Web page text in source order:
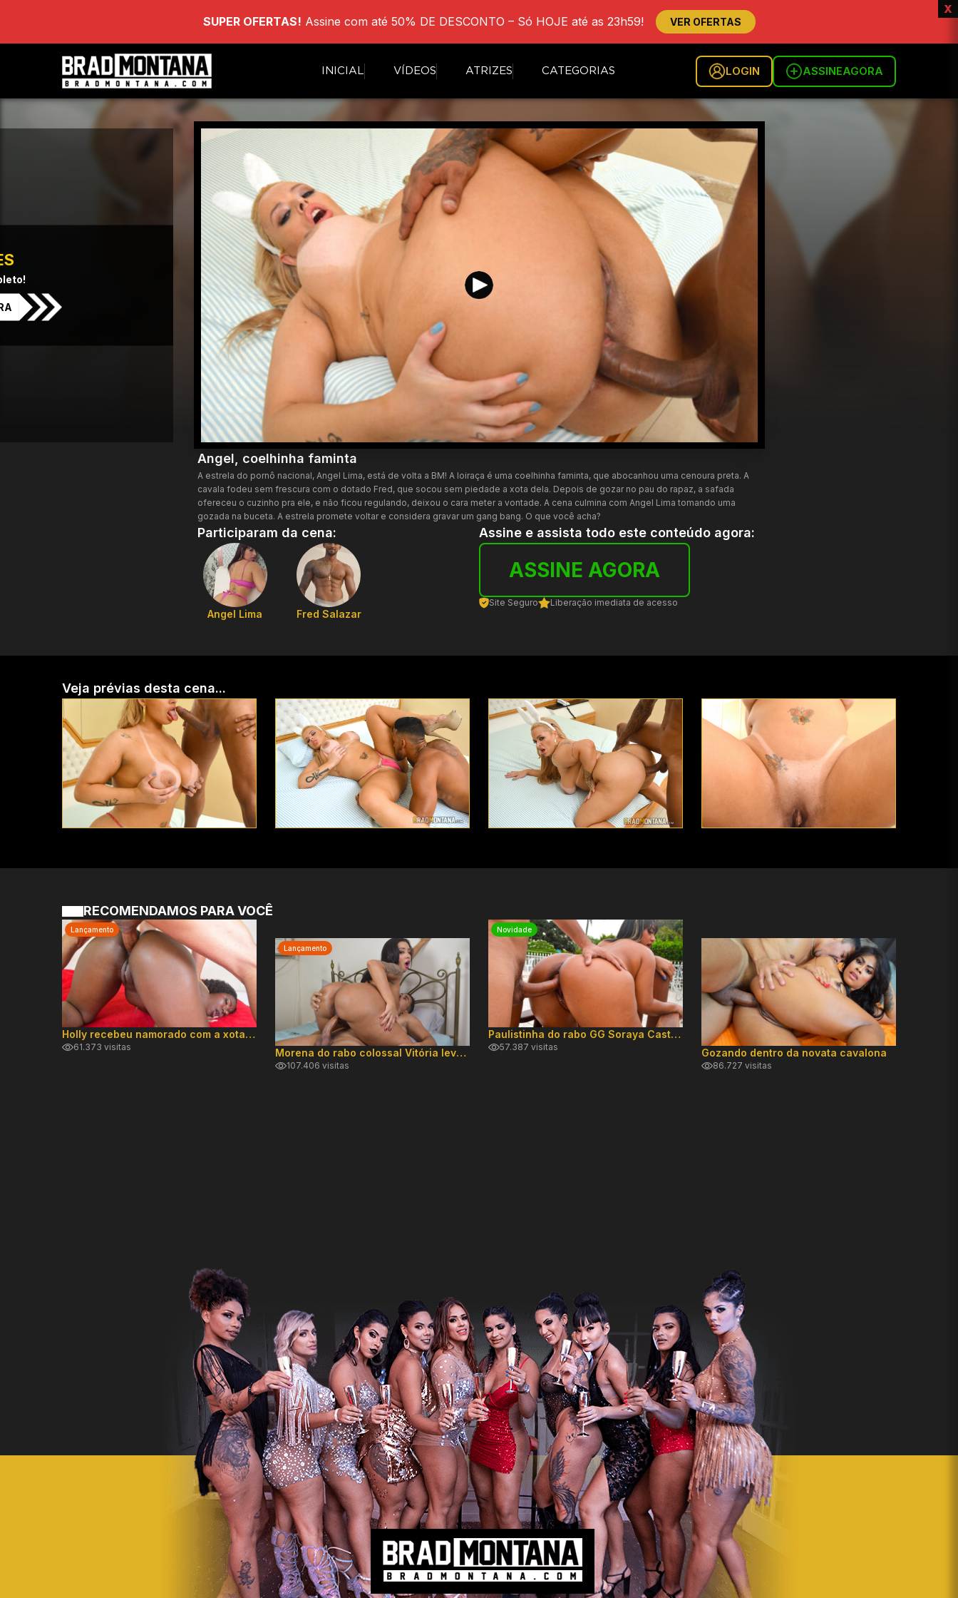
SUPER OFERTAS! Assine com até 50% DE DESCONTO – Só HOJE até as 23h59! VER OFERTAS
x
INICIAL VÍDEOS ATRIZES CATEGORIAS LOGIN ASSINEAGORA
Angel, coelhinha faminta
A estrela do pornô nacional, Angel Lima, está de volta a BM! A loiraça é uma coelhinha faminta, que abocanhou uma cenoura preta. A
cavala fodeu sem frescura com o dotado Fred, que socou sem piedade a xota dela. Depois de gozar no pau do rapaz, a safada
ofereceu o cuzinho pra ele, e não ficou regulando, deixou o cara meter a vontade. A cena culmina com Angel Lima tomando uma
gozada na buceta. A estrela promete voltar e considera gravar um gang bang. O que você acha?
Participaram da cena:
Angel Lima Fred Salazar
Assine e assista todo este conteúdo agora:
ASSINE AGORA
Site Seguro Liberação imediata de acesso
Veja prévias desta cena...
RECOMENDAMOS PARA VOCÊ
Lançamento
Holly recebeu namorado com a xota melada e cuzinho piscando
61.373 visitas
Lançamento
Morena do rabo colossal Vitória levou no cuzinho e leite na buceta
107.406 visitas
Novidade
Paulistinha do rabo GG Soraya Castro fez Anal de primeira
57.387 visitas Gozando dentro da novata cavalona
86.727 visitas